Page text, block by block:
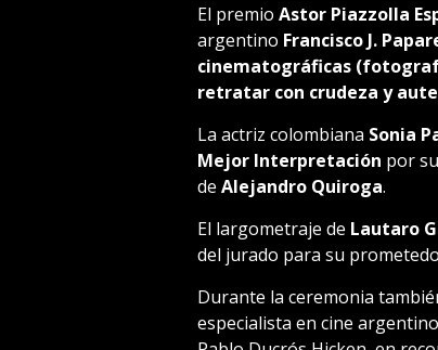
El premio Astor Piazzolla
argentino Francisco J.
cinematográficas
retratar con crudeza y
La actriz colombiana Sonia
Mejor Interpretación por
de Alejandro Quiroga.
El largometraje de Lautaro
del jurado para su
Durante la ceremonia
especialista en cine argentino